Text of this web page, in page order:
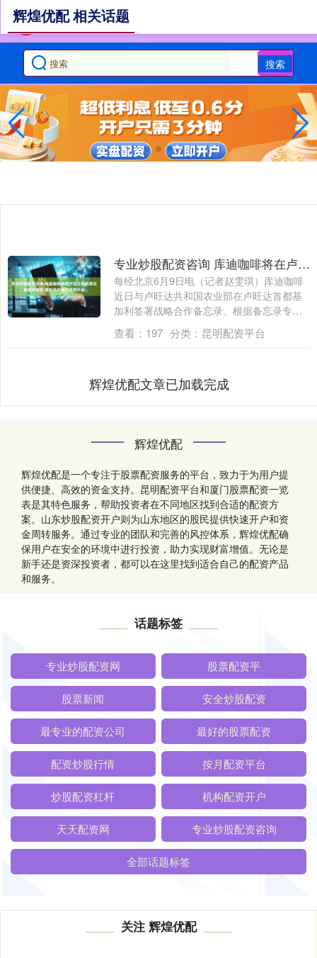
搜索
辉煌优配 相关话题
专业炒股配资咨询 库迪咖啡将在卢旺达投资建设咖啡种植园 咖啡供应链之战再升级
每经北京6月9日电（记者赵雯琪）库迪咖啡
近日与卢旺达共和国农业部在卢旺达首都基
加利签署战略合作备忘录。根据备忘录专业
炒股....
查看： 197 分类： 昆明配资平台
辉煌优配文章已加载完成
辉煌优配
辉煌优配是一个专注于股票配资服务的平台，致力于为用户提
供便捷、高效的资金支持。昆明配资平台和厦门股票配资一览
表是其特色服务，帮助投资者在不同地区找到合适的配资方
案。山东炒股配资开户则为山东地区的股民提供快速开户和资
金周转服务。通过专业的团队和完善的风控体系，辉煌优配确
保用户在安全的环境中进行投资，助力实现财富增值。无论是
新手还是资深投资者，都可以在这里找到适合自己的配资产品
和服务。
话题标签
专业炒股配资网 股票配资平
股票新闻 安全炒股配资
最专业的配资公司 最好的股票配资
配资炒股行情 按月配资平台
炒股配资杠杆 机构配资开户
天天配资网 专业炒股配资咨询
全部话题标签
关注 辉煌优配